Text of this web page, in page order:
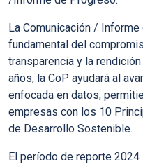
La Comunicación /
fundamental del
transparencia y la
años, la CoP ayudará al
enfocada en datos,
empresas con los 10
de Desarrollo Sostenible.
El período de reporte